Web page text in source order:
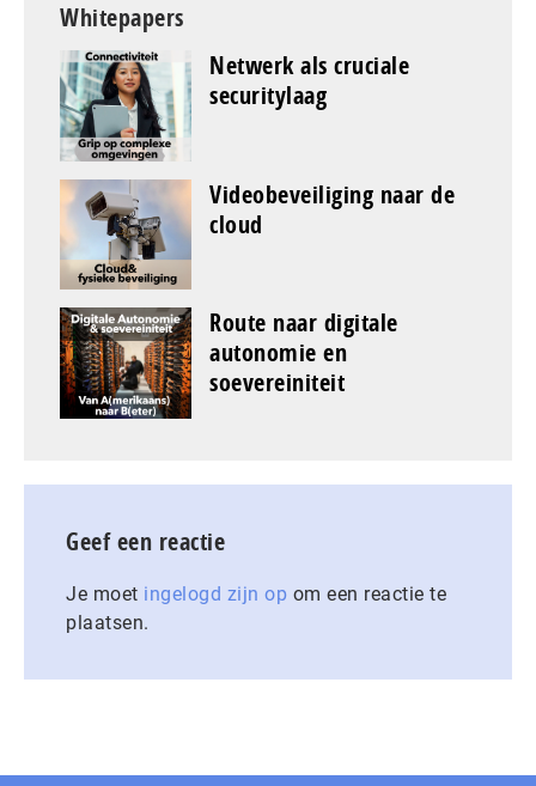
Whitepapers
Netwerk als cruciale
securitylaag
Videobeveiliging naar de
cloud
Route naar digitale
autonomie en
soevereiniteit
Geef een reactie
Je moet ingelogd zijn op om een reactie te
plaatsen.